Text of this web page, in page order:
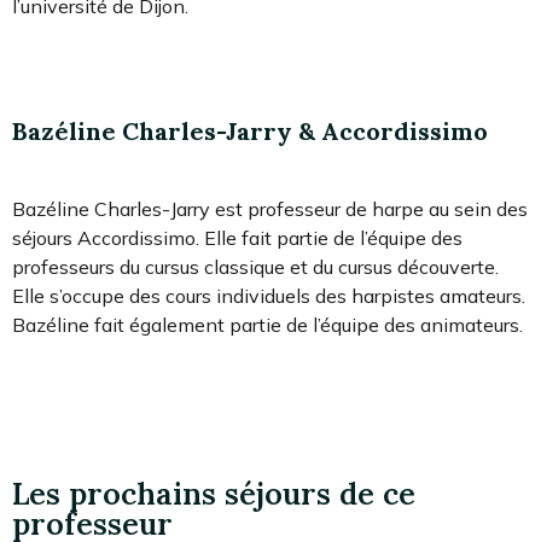
l’université de Dijon.
Bazéline Charles-Jarry & Accordissimo
Bazéline Charles-Jarry est professeur de harpe au sein des
séjours Accordissimo. Elle fait partie de l’équipe des
professeurs du cursus classique et du cursus découverte.
Elle s’occupe des cours individuels des harpistes amateurs.
Bazéline fait également partie de l’équipe des animateurs.
Les prochains séjours de ce
professeur